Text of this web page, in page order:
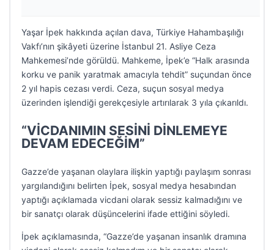
Yaşar İpek hakkında açılan dava, Türkiye Hahambaşılığı
Vakfı’nın şikâyeti üzerine İstanbul 21. Asliye Ceza
Mahkemesi’nde görüldü. Mahkeme, İpek’e “Halk arasında
korku ve panik yaratmak amacıyla tehdit” suçundan önce
2 yıl hapis cezası verdi. Ceza, suçun sosyal medya
üzerinden işlendiği gerekçesiyle artırılarak 3 yıla çıkarıldı.
“VİCDANIMIN SESİNİ DİNLEMEYE
DEVAM EDECEĞİM”
Gazze’de yaşanan olaylara ilişkin yaptığı paylaşım sonrası
yargılandığını belirten İpek, sosyal medya hesabından
yaptığı açıklamada vicdani olarak sessiz kalmadığını ve
bir sanatçı olarak düşüncelerini ifade ettiğini söyledi.
İpek açıklamasında, “Gazze’de yaşanan insanlık dramına